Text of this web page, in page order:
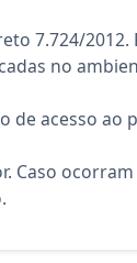
7.724/2012.
no
acesso